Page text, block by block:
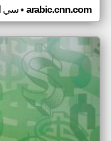
سي• arabic.cnn.com